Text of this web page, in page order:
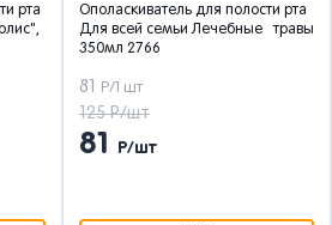
рта
Ополаскиватель для полости рта
Для всей семьи Лечебные травы
350мл 2766
81 Р/1 шт
125 Р/шт
81 Р/шт